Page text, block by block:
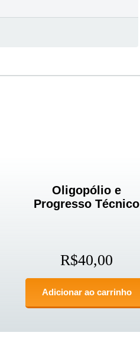
Oligopólio e
Progresso Técnico
R$40,00
Adicionar ao carrinho